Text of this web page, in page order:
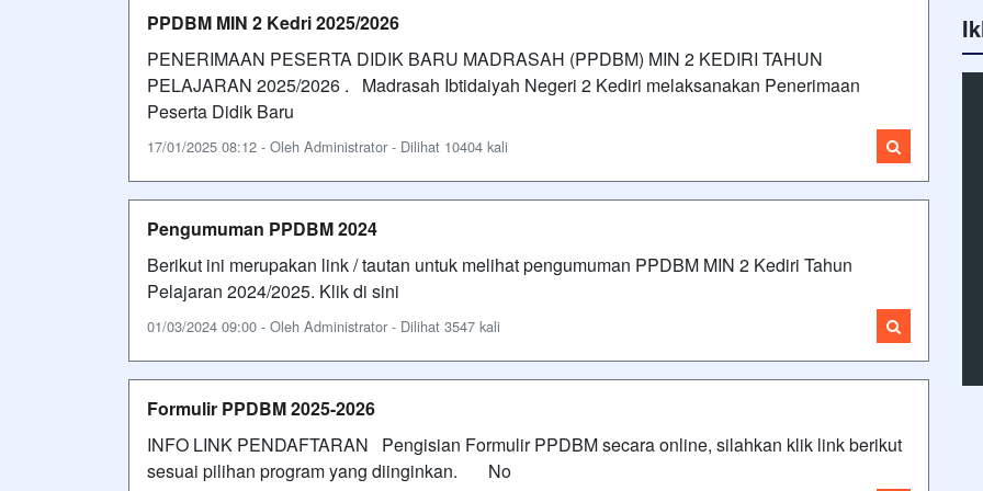
PPDBM MIN 2 Kedri 2025/2026
PENERIMAAN PESERTA DIDIK BARU MADRASAH (PPDBM) MIN 2 KEDIRI TAHUN
PELAJARAN 2025/2026 . Madrasah Ibtidaiyah Negeri 2 Kediri melaksanakan Penerimaan
Peserta Didik Baru
17/01/2025 08:12 - Oleh Administrator - Dilihat 10404 kali
Pengumuman PPDBM 2024
Berikut ini merupakan link / tautan untuk melihat pengumuman PPDBM MIN 2 Kediri Tahun
Pelajaran 2024/2025. Klik di sini
01/03/2024 09:00 - Oleh Administrator - Dilihat 3547 kali
Formulir PPDBM 2025-2026
INFO LINK PENDAFTARAN Pengisian Formulir PPDBM secara online, silahkan klik link berikut
sesuai pilihan program yang diinginkan. No